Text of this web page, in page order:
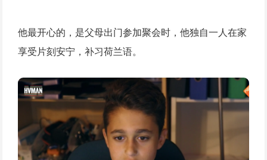
他最开心的，是父母出门参加聚会时，他独自一人在家
享受片刻安宁，补习荷兰语。